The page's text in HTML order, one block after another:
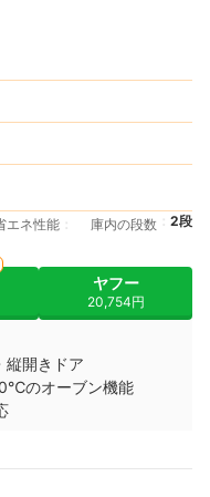
エネ性能 庫内の段数
2段
ヤフー
20,754円
縦開きドア
のオーブン機能